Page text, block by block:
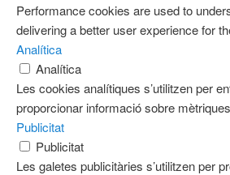
Performance cookies are used to
delivering a better user experience for
Analítica
Analítica
Les cookies analítiques s’utilitzen per
proporcionar informació sobre
Publicitat
Publicitat
Les galetes publicitàries s’utilitzen per